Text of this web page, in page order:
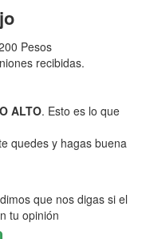
Pesos
recibidas.
ALTO. Esto es lo que
quedes y hagas buena
que nos digas si el
tu opinión